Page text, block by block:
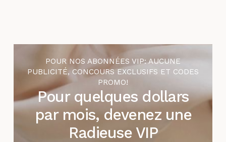
POUR NOS ABONNÉES VIP: AUCUNE
PUBLICITÉ, CONCOURS EXCLUSIFS ET CODES
PROMO!
Pour quelques dollars
par mois, devenez une
Radieuse VIP